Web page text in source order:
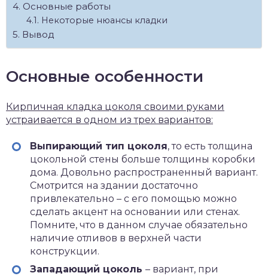
Основные работы
Некоторые нюансы кладки
Вывод
Основные особенности
Кирпичная кладка цоколя своими руками
устраивается в одном из трех вариантов:
Выпирающий тип цоколя, то есть толщина
цокольной стены больше толщины коробки
дома. Довольно распространенный вариант.
Смотрится на здании достаточно
привлекательно – с его помощью можно
сделать акцент на основании или стенах.
Помните, что в данном случае обязательно
наличие отливов в верхней части
конструкции.
Западающий цоколь – вариант, при